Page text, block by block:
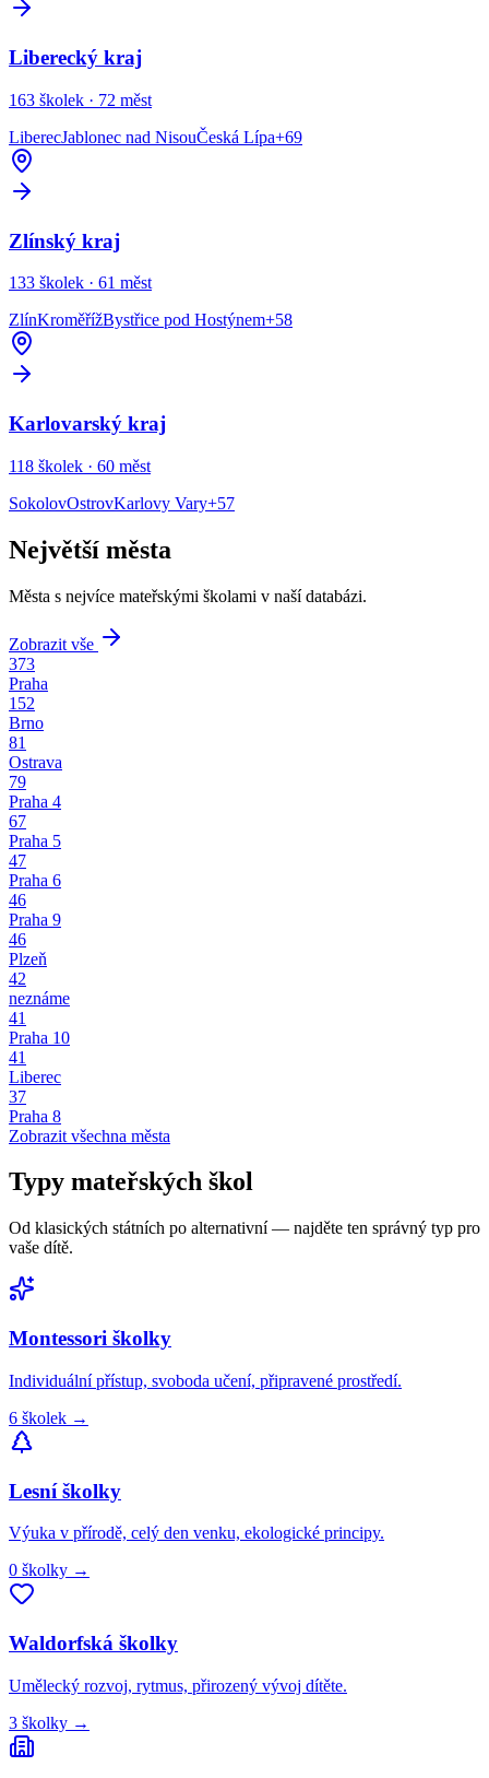
Liberecký kraj
163 školek · 72 měst
LiberecJablonec nad NisouČeská Lípa+69
Zlínský kraj
133 školek · 61 měst
ZlínKroměřížBystřice pod Hostýnem+58
Karlovarský kraj
118 školek · 60 měst
SokolovOstrovKarlovy Vary+57
Největší města
Města s nejvíce mateřskými školami v naší databázi.
Zobrazit vše
373
Praha
152
Brno
81
Ostrava
79
Praha 4
67
Praha 5
47
Praha 6
46
Praha 9
46
Plzeň
42
neznáme
41
Praha 10
41
Liberec
37
Praha 8
Zobrazit všechna města
Typy mateřských škol
Od klasických státních po alternativní — najděte ten správný typ pro
vaše dítě.
Montessori školky
Individuální přístup, svoboda učení, připravené prostředí.
6 školek →
Lesníškolky
Výuka v přírodě, celý den venku, ekologické principy.
0 školky →
Waldorfská školky
Umělecký rozvoj, rytmus, přirozený vývoj dítěte.
3 školky →